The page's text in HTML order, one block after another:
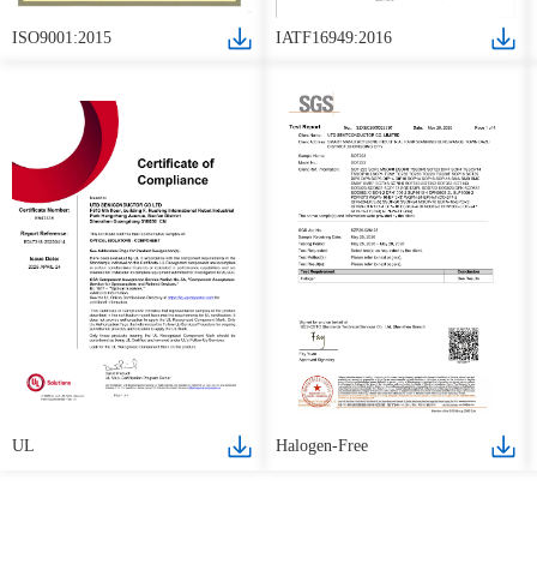
ISO9001:2015 IATF16949:2016
UL Halogen-Free